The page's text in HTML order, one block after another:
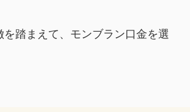
を踏まえて、モンブラン口金を選